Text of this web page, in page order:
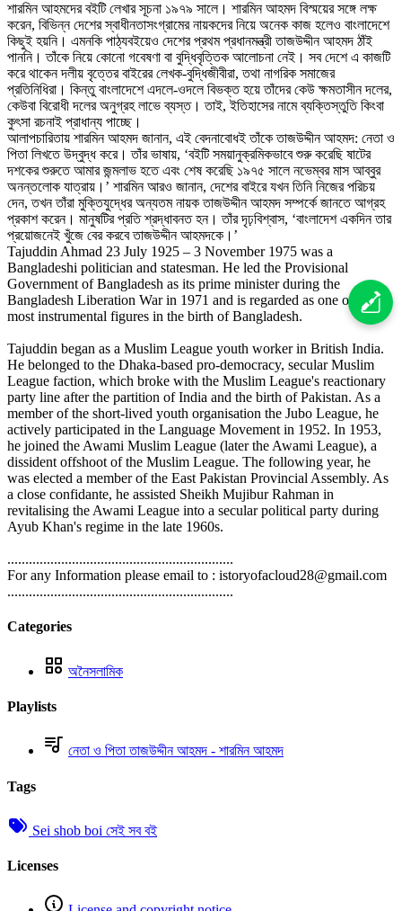
শারমিন আহমদের বইটি লেখার সূচনা ১৯৭৯ সালে। শারমিন আহমদ বিস্ময়ের সঙ্গে লক্ষ
করেন, বিভিন্ন দেশের স্বাধীনতাসংগ্রামের নায়কদের নিয়ে অনেক কাজ হলেও বাংলাদেশে
কিছুই হয়নি। এমনকি পাঠ্যবইয়েও দেশের প্রথম প্রধানমন্ত্রী তাজউদ্দীন আহমদ ঠাঁই
পাননি। তাঁকে নিয়ে কোনো গবেষণা বা বুদ্ধিবৃত্তিক আলোচনা নেই। সব দেশে এ কাজটি
করে থাকেন দলীয় বৃত্তের বাইরের লেখক-বুদ্ধিজীবীরা, তথা নাগরিক সমাজের
প্রতিনিধিরা। কিন্তু বাংলাদেশে এদলে-ওদলে বিভক্ত হয়ে তাঁদের কেউ ক্ষমতাসীন দলের,
কেউবা বিরোধী দলের অনুগ্রহ লাভে ব্যস্ত। তাই, ইতিহাসের নামে ব্যক্তিস্তুতি কিংবা
কুৎসা রচনাই প্রাধান্য পাচ্ছে।
আলাপচারিতায় শারমিন আহমদ জানান, এই বেদনাবোধই তাঁকে তাজউদ্দীন আহমদ: নেতা ও
পিতা লিখতে উদ্বুদ্ধ করে। তাঁর ভাষায়, ‘বইটি সময়ানুক্রমিকভাবে শুরু করেছি ষাটের
দশকের শুরুতে আমার জন্মলাভ হতে এবং শেষ করেছি ১৯৭৫ সালে নভেম্বর মাস আব্বুর
অনন্তলোক যাত্রায়।’ শারমিন আরও জানান, দেশের বাইরে যখন তিনি নিজের পরিচয়
দেন, তখন তাঁরা মুক্তিযুদ্ধের অন্যতম নায়ক তাজউদ্দীন আহমদ সম্পর্কে জানতে আগ্রহ
প্রকাশ করেন। মানুষটির প্রতি শ্রদ্ধাবনত হন। তাঁর দৃঢ়বিশ্বাস, ‘বাংলাদেশ একদিন তার
প্রয়োজনেই খুঁজে বের করবে তাজউদ্দীন আহমদকে।’
Tajuddin Ahmad 23 July 1925 – 3 November 1975 was a
Bangladeshi politician and statesman. He led the Provisional
Government of Bangladesh as its prime minister during the
Bangladesh Liberation War in 1971 and is regarded as one of the
most instrumental figures in the birth of Bangladesh.
Tajuddin began as a Muslim League youth worker in British India.
He belonged to the Dhaka-based pro-democracy, secular Muslim
League faction, which broke with the Muslim League's reactionary
party line after the partition of India and the birth of Pakistan. As a
member of the short-lived youth organisation the Jubo League, he
actively participated in the Language Movement in 1952. In 1953,
he joined the Awami Muslim League (later the Awami League), a
dissident offshoot of the Muslim League. The following year, he
was elected a member of the East Pakistan Provincial Assembly. As
a close confidante, he assisted Sheikh Mujibur Rahman in
revitalising the Awami League into a secular political party during
Ayub Khan's regime in the late 1960s.
...............................................................
For any Information please email to : istoryofacloud28@gmail.com
...............................................................
Categories
অনৈসলামিক
Playlists
নেতা ও পিতা তাজউদ্দীন আহমদ - শারমিন আহমদ
Tags
Sei shob boi সেই সব বই
Licenses